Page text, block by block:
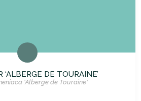
‘ALBERGE DE TOURAINE’
'Alberge de Touraine'